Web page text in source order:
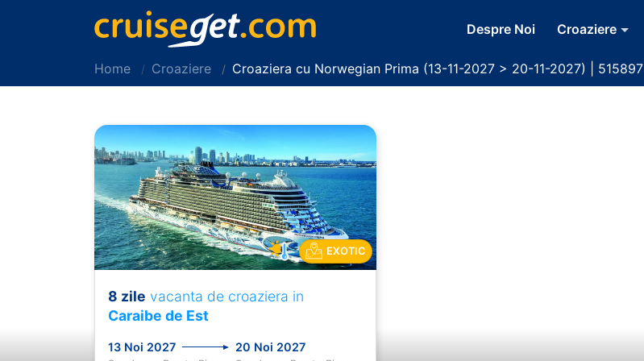
Despre Noi Croaziere
Home Croaziere Croaziera cu Norwegian Prima (13-11-2027 > 20-11-2027) | 515897
Previous
EXOTIC
8 zile vacanta de croaziera in
Caraibe de Est
13 Noi 2027 20 Noi 2027